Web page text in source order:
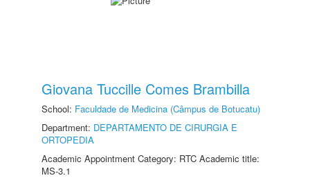
Giovana Tuccille Comes Brambilla
School: Faculdade de Medicina (Câmpus de Botucatu)
Department: DEPARTAMENTO DE CIRURGIA E
ORTOPEDIA
Academic Appointment Category: RTC Academic title:
MS-3.1